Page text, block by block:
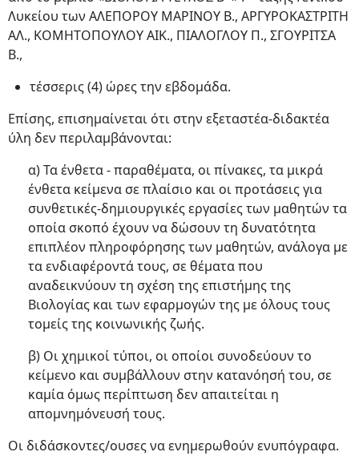
Λυκείου των ΑΛΕΠΟΡΟΥ ΜΑΡΙΝΟΥ Β., ΑΡΓΥΡΟΚΑΣΤΡΙΤΗ
ΑΛ., ΚΟΜΗΤΟΠΟΥΛΟΥ ΑΙΚ., ΠΙΑΛΟΓΛΟΥ Π., ΣΓΟΥΡΙΤΣΑ
Β.,
τέσσερις (4) ώρες την εβδομάδα.
Επίσης, επισημαίνεται ότι στην εξεταστέα-διδακτέα
ύλη δεν περιλαμβάνονται:
α) Τα ένθετα - παραθέματα, οι πίνακες, τα μικρά
ένθετα κείμενα σε πλαίσιο και οι προτάσεις για
συνθετικές-δημιουργικές εργασίες των μαθητών τα
οποία σκοπό έχουν να δώσουν τη δυνατότητα
επιπλέον πληροφόρησης των μαθητών, ανάλογα με
τα ενδιαφέροντά τους, σε θέματα που
αναδεικνύουν τη σχέση της επιστήμης της
Βιολογίας και των εφαρμογών της με όλους τους
τομείς της κοινωνικής ζωής.
β) Οι χημικοί τύποι, οι οποίοι συνοδεύουν το
κείμενο και συμβάλλουν στην κατανόησή του, σε
καμία όμως περίπτωση δεν απαιτείται η
απομνημόνευσή τους.
Οι διδάσκοντες/ουσες να ενημερωθούν ενυπόγραφα.